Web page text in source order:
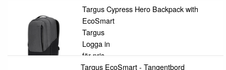
Targus Cypress Hero Backpack with
EcoSmart
Targus
Logga in
för pris
Targus EcoSmart - Tangentbord